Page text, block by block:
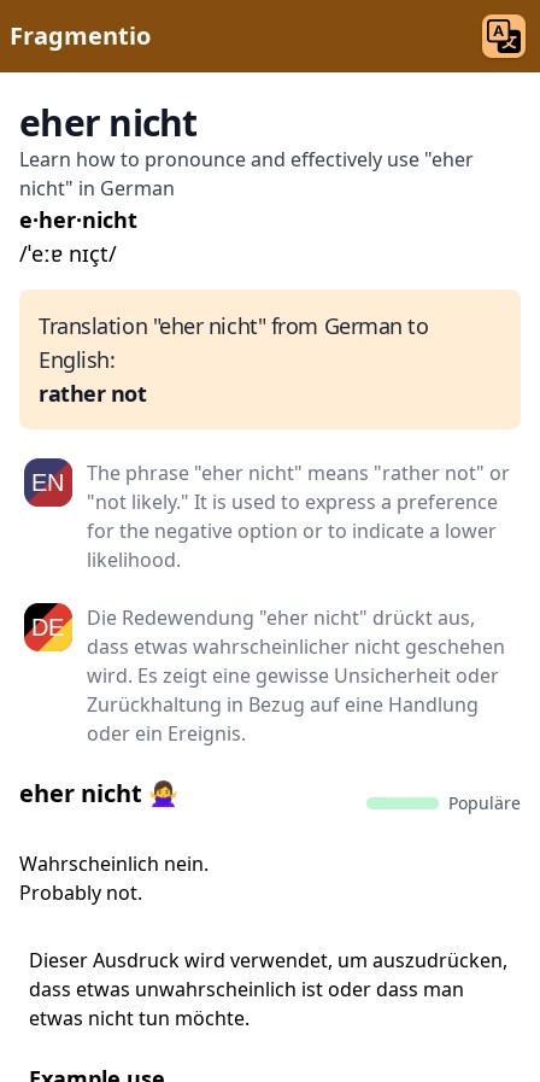
Fragmentio
eher nicht
Learn how to pronounce and effectively use "eher
nicht" in German
e·her·nicht
/ˈeːɐ nɪçt/
Translation "eher nicht" from German to
English:
rather not
The phrase "eher nicht" means "rather not" or
"not likely." It is used to express a preference
for the negative option or to indicate a lower
likelihood.
Die Redewendung "eher nicht" drückt aus,
dass etwas wahrscheinlicher nicht geschehen
wird. Es zeigt eine gewisse Unsicherheit oder
Zurückhaltung in Bezug auf eine Handlung
oder ein Ereignis.
eher nicht 🙅‍♀ Populäre
Wahrscheinlich nein.
Probably not.
Dieser Ausdruck wird verwendet, um auszudrücken,
dass etwas unwahrscheinlich ist oder dass man
etwas nicht tun möchte.